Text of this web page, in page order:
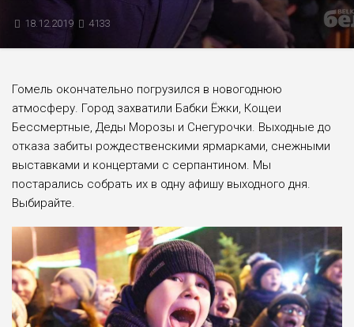
18.12.2019 4133
Гомель окончательно погрузился в новогоднюю
атмосферу. Город захватили Бабки Ёжки, Кощеи
Бессмертные, Деды Морозы и Снегурочки. Выходные до
отказа забиты рождественскими ярмарками, снежными
выставками и концертами с серпантином. Мы
постарались собрать их в одну афишу выходного дня.
Выбирайте.